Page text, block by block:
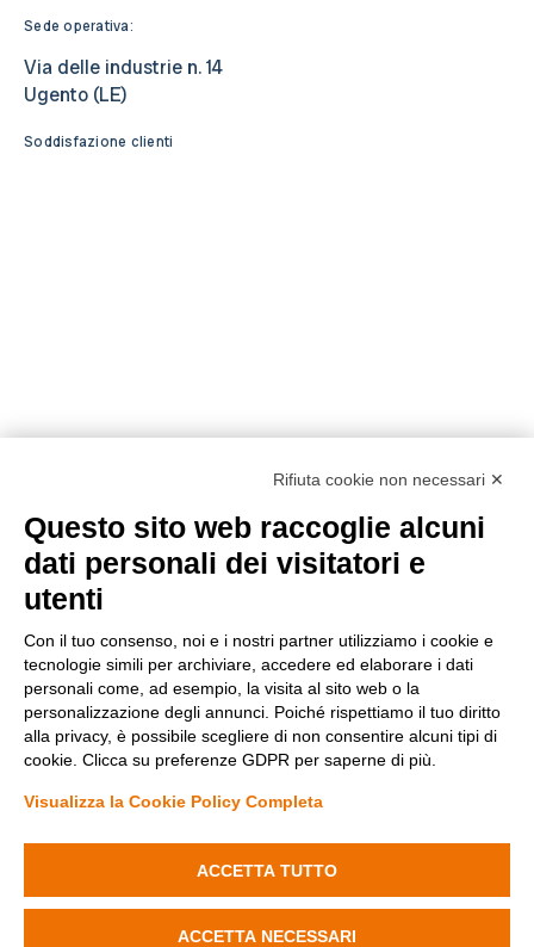
la
Applique
Aumenta
la
quantità
di
Applique
cilindrica
Sede operativa:
Via delle industrie n. 14
Ugento (LE)
Soddisfazione clienti
Metodi di pagamento
Privacy Policy
Cookie Policy
Modifica preferenze Cookie
Rifiuta cookie non necessari ✕
Questo sito web raccoglie alcuni
dati personali dei visitatori e
utenti
Con il tuo consenso, noi e i nostri partner utilizziamo i cookie e
tecnologie simili per archiviare, accedere ed elaborare i dati
personali come, ad esempio, la visita al sito web o la
personalizzazione degli annunci. Poiché rispettiamo il tuo diritto
alla privacy, è possibile scegliere di non consentire alcuni tipi di
cookie. Clicca su preferenze GDPR per saperne di più.
Visualizza la Cookie Policy Completa
ACCETTA TUTTO
ACCETTA NECESSARI